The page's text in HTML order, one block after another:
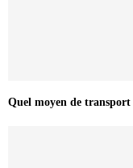
Quel moyen de